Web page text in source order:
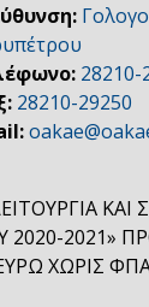
28210-
28210-29250
2020-2021»
ΧΩΡΙΣ